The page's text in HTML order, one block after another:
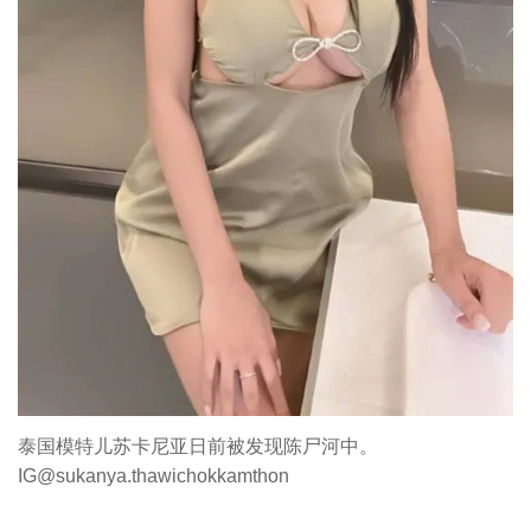
泰国模特儿苏卡尼亚日前被发现陈尸河中。
IG@sukanya.thawichokkamthon